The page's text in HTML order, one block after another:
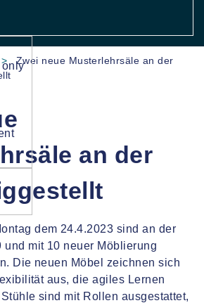
only
>
Zwei neue Musterlehrsäle an der
an der
dem 24.4.2023 sind an der
und mit 10 neuer Möblierung
Die neuen Möbel zeichnen sich
aus, die agiles Lernen
sind mit Rollen ausgestattet,